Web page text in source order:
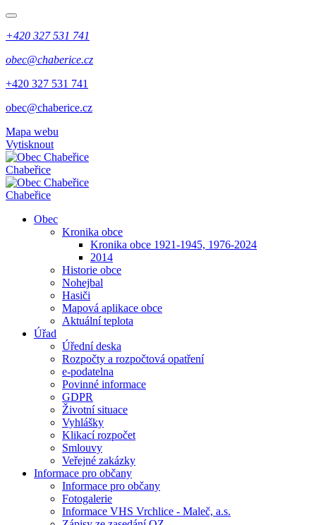
+420 327 531 741
obec@chaberice.cz
+420 327 531 741
obec@chaberice.cz
Mapa webu
Vytisknout
Chabeřice
Chabeřice
Obec
Kronika obce
Kronika obce 1921-1945, 1976-2024
2014
Historie obce
Nohejbal
Hasiči
Mapová aplikace obce
Aktuální teplota
Úřad
Úřední deska
Rozpočty a rozpočtová opatření
e-podatelna
Povinné informace
GDPR
Životní situace
Vyhlášky
Klikací rozpočet
Smlouvy
Veřejné zakázky
Informace pro občany
Informace pro občany
Fotogalerie
Informace VHS Vrchlice - Maleč, a.s.